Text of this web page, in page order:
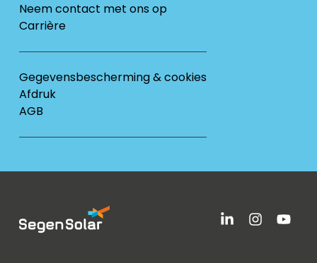
Neem contact met ons op
Carrière
Gegevensbescherming & cookies
Afdruk
AGB